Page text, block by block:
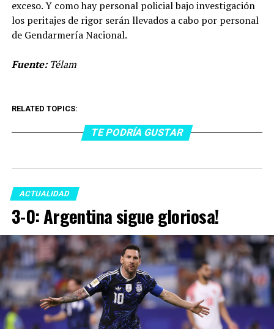
exceso. Y como hay personal policial bajo investigación
los peritajes de rigor serán llevados a cabo por personal
de Gendarmería Nacional.
Fuente:Télam
RELATED TOPICS:
TE PODRÍA GUSTAR
ACTUALIDAD
3-0: Argentina sigue gloriosa!